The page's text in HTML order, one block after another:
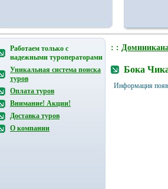
Работаем только с
надежными туроператорами
Уникальная система поиска
туров
Оплата туров
Внимание! Акции!
Доставка туров
О компании
: :
Бока
Информация